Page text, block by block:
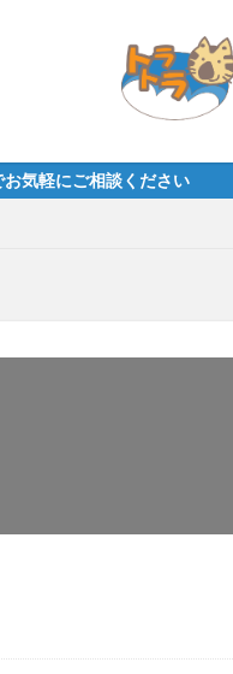
相談ください